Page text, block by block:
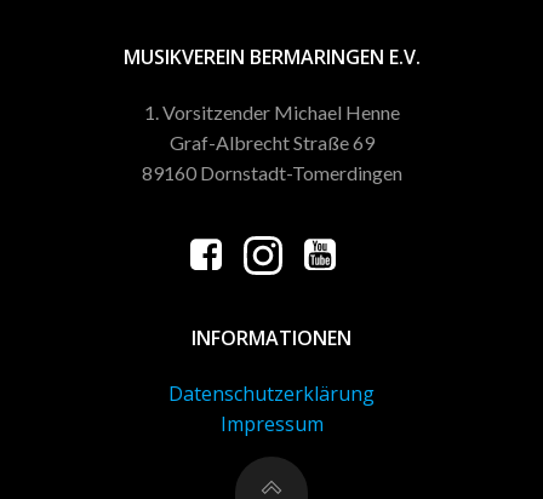
MUSIKVEREIN BERMARINGEN E.V.
1. Vorsitzender Michael Henne
Graf-Albrecht Straße 69
89160 Dornstadt-Tomerdingen
INFORMATIONEN
Datenschutzerklärung
Impressum